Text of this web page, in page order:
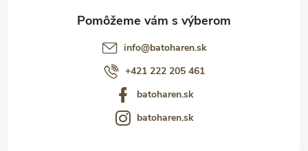
info@batoharen.sk
+421 222 205 461
batoharen.sk
batoharen.sk